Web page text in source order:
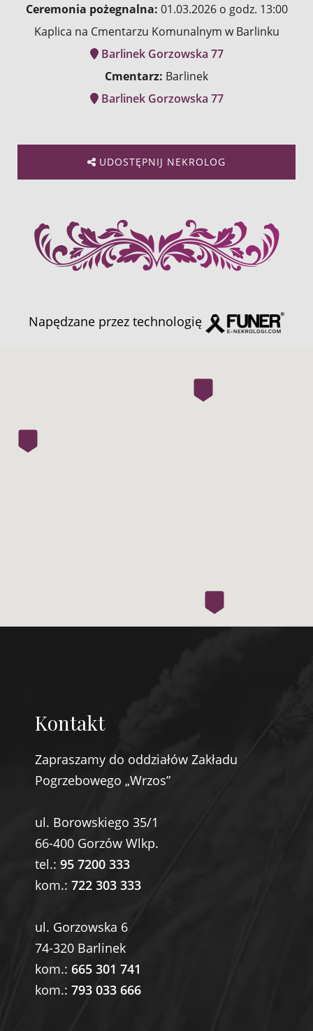
Ceremonia pożegnalna: 01.03.2026 o godz. 13:00
Kaplica na Cmentarzu Komunalnym w Barlinku
Barlinek Gorzowska 77
Cmentarz: Barlinek
Barlinek Gorzowska 77
UDOSTĘPNIJ NEKROLOG
Napędzane przez technologię
Kontakt
Zapraszamy do oddziałów Zakładu
Pogrzebowego „Wrzos”
ul. Borowskiego 35/1
66-400 Gorzów Wlkp.
tel.: 95 7200 333
kom.: 722 303 333
ul. Gorzowska 6
74-320 Barlinek
kom.: 665 301 741
kom.: 793 033 666